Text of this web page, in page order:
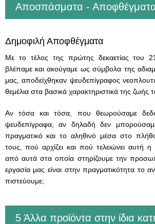
Αποσπάσματα -
Δημοφιλή Αποφθέγματα
Με το τέλος της πρώτης δεκαετίας του
βλέπαμε και ακούγαμε ως σύμβολα της
μας, αποδείχθηκαν ψευδεπίγραφος
θεμέλια στα βασικά χαρακτηριστικά της ζωής
Αν τόσα και τόσα, που θεωρούσαμε
ψευδεπίγραφα, αν δηλαδή δεν
πραγματικό και το αληθινό μέσα στο
τους, πού αρχίζει και πού τελειώνει αυτή
από αυτά στα οποία στηρίζουμε την
εργασία μας είναι στην πραγματικότητα το
πιστεύουμε;
5 Άλλα προϊόντα στην ίδια